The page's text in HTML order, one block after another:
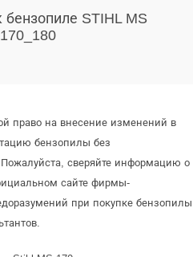
бензопиле STIHL MS
170_180
право на внесение изменений в
бензопилы без
сверяйте информацию о
сайте фирмы-
при покупке бензопилы